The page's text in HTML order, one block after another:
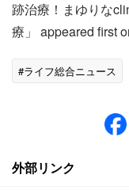
跡治療！まゆりな
療」 appeared first
#ライフ総合ニュース
外部リンク